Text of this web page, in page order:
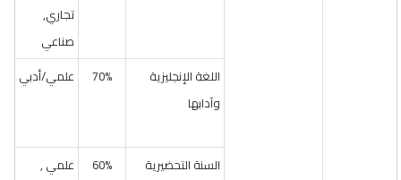
تجاري,
صناعي
اللغة الإنجليزية
وآدابها
70% علمي/أدبي
السنة التحضيرية 60% علمي ,